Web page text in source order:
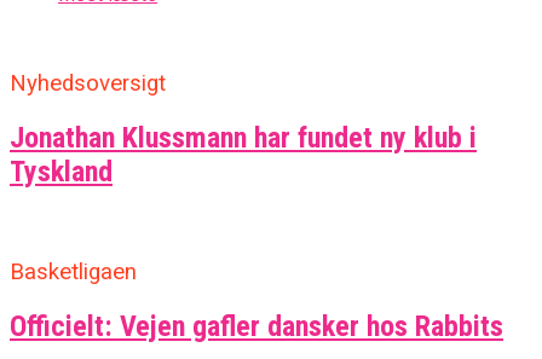
Nyhedsoversigt
Jonathan Klussmann har fundet ny klub i
Tyskland
Basketligaen
Officielt: Vejen gafler dansker hos Rabbits